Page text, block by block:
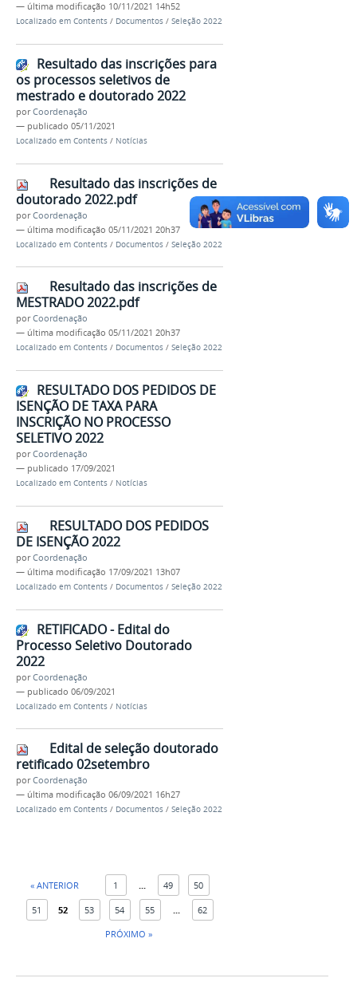
— última modificação 10/11/2021 14h52
Localizado em Contents / Documentos / Seleção 2022
Resultado das inscrições para
os processos seletivos de
mestrado e doutorado 2022
porCoordenação
— publicado 05/11/2021
Localizado em Contents / Notícias
Resultado das inscrições de
doutorado 2022.pdf
porCoordenação
— última modificação 05/11/2021 20h37
Localizado em Contents / Documentos / Seleção 2022
Resultado das inscrições de
MESTRADO 2022.pdf
porCoordenação
— última modificação 05/11/2021 20h37
Localizado em Contents / Documentos / Seleção 2022
RESULTADO DOS PEDIDOS DE
ISENÇÃO DE TAXA PARA
INSCRIÇÃO NO PROCESSO
SELETIVO 2022
porCoordenação
— publicado 17/09/2021
Localizado em Contents / Notícias
RESULTADO DOS PEDIDOS
DE ISENÇÃO 2022
porCoordenação
— última modificação 17/09/2021 13h07
Localizado em Contents / Documentos / Seleção 2022
RETIFICADO - Edital do
Processo Seletivo Doutorado
2022
porCoordenação
— publicado 06/09/2021
Localizado em Contents / Notícias
Edital de seleção doutorado
retificado 02setembro
porCoordenação
— última modificação 06/09/2021 16h27
Localizado em Contents / Documentos / Seleção 2022
« ANTERIOR 1 ... 49 50
51 52 53 54 55 ...
62
PRÓXIMO »